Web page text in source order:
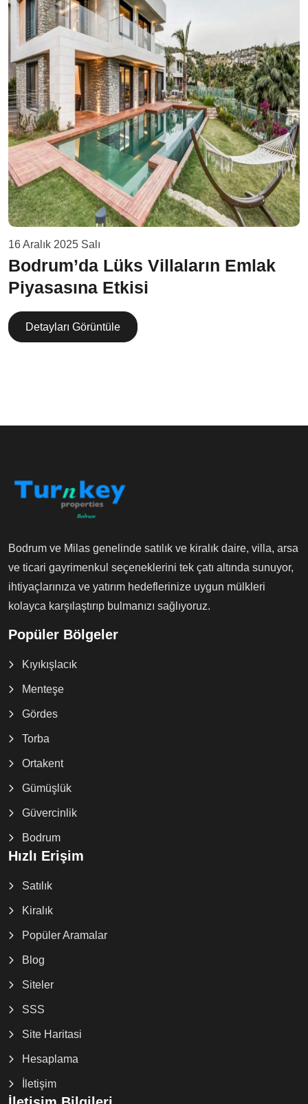
16 Aralık 2025 Salı
Bodrum’da Lüks Villaların Emlak
Piyasasına Etkisi
Detayları Görüntüle
Bodrum ve Milas genelinde satılık ve kiralık daire, villa, arsa
ve ticari gayrimenkul seçeneklerini tek çatı altında sunuyor,
ihtiyaçlarınıza ve yatırım hedeflerinize uygun mülkleri
kolayca karşılaştırıp bulmanızı sağlıyoruz.
Popüler Bölgeler
Kıyıkışlacık
Menteşe
Gördes
Torba
Ortakent
Gümüşlük
Güvercinlik
Bodrum
Hızlı Erişim
Satılık
Kiralık
Popüler Aramalar
Blog
Siteler
SSS
Site Haritasi
Hesaplama
İletişim